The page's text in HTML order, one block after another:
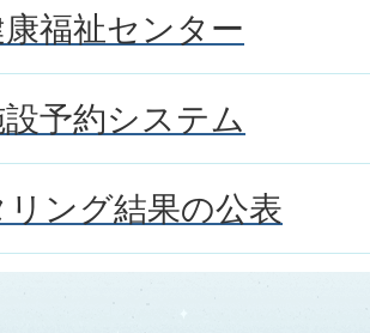
福祉センター
予約システム
リング結果の公表